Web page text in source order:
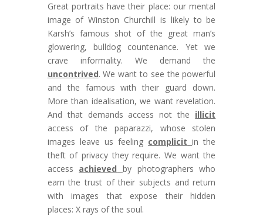
Great portraits have their place: our mental
image of Winston Churchill is likely to be
Karsh’s famous shot of the great man’s
glowering, bulldog countenance. Yet we
crave informality. We demand the
uncontrived. We want to see the powerful
and the famous with their guard down.
More than idealisation, we want revelation.
And that demands access not the illicit
access of the paparazzi, whose stolen
images leave us feeling complicit in the
theft of privacy they require. We want the
access achieved by photographers who
earn the trust of their subjects and return
with images that expose their hidden
places: X rays of the soul.